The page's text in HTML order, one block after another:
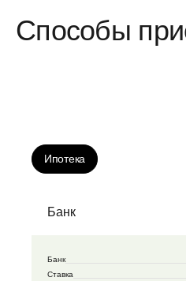
Способы
Ипотека
Банк
Банк
Ставка